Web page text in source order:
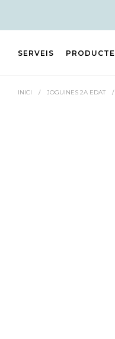
SERVEIS
INICI / JOGUINES 2A EDAT /